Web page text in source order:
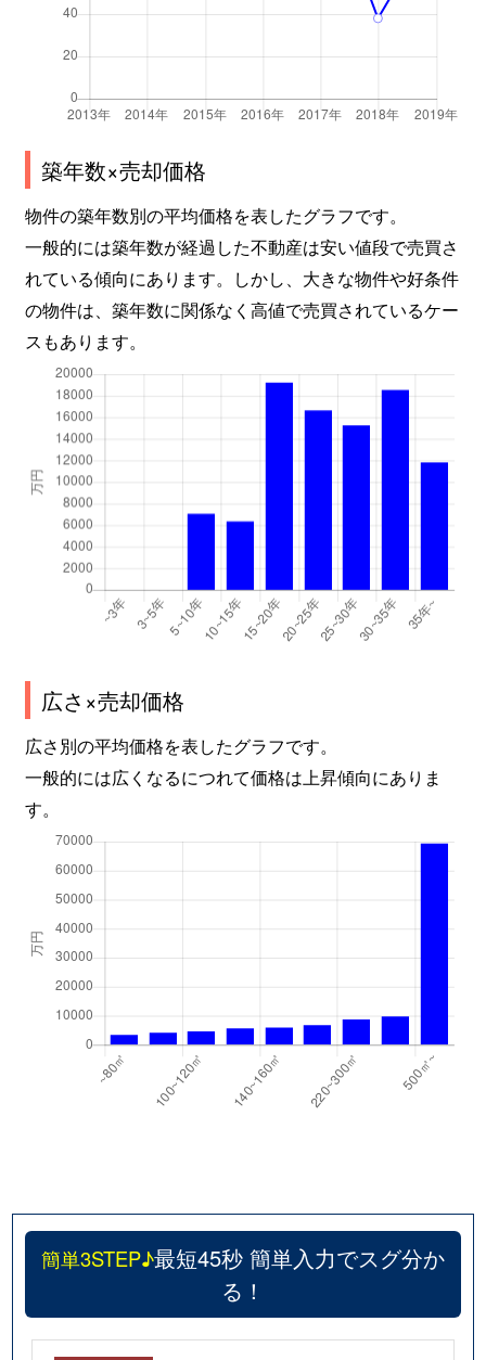
築年数×売却価格
物件の築年数別の平均価格を表したグラフです。
一般的には築年数が経過した不動産は安い値段で売買さ
れている傾向にあります。しかし、大きな物件や好条件
の物件は、築年数に関係なく高値で売買されているケー
スもあります。
広さ×売却価格
広さ別の平均価格を表したグラフです。
一般的には広くなるにつれて価格は上昇傾向にありま
す。
簡単3STEP♪最短45秒 簡単入力でスグ分か
る！